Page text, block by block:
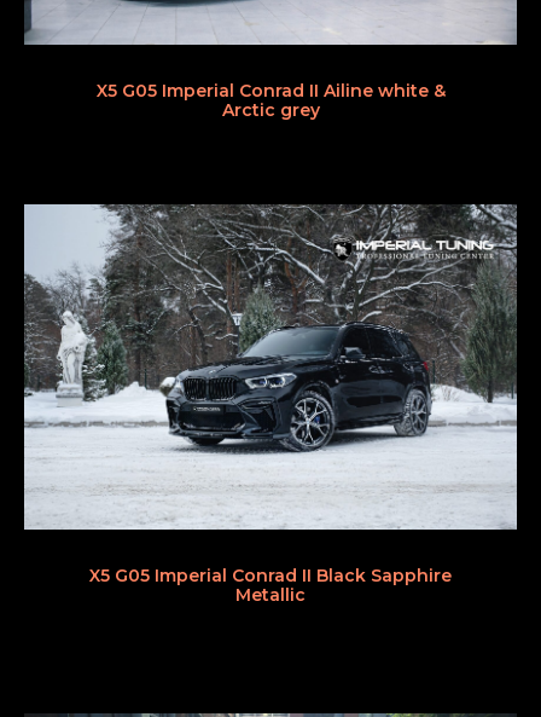
X5 G05 Imperial Conrad II Ailine white &
Arctic grey
X5 G05 Imperial Conrad II Black Sapphire
Metallic